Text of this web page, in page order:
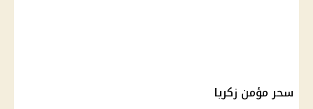
سحر مؤمن زكريا